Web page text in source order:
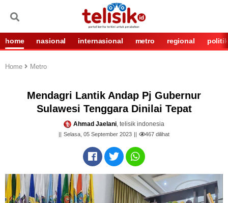
home nasional internasional metro regional politik
Home Metro
Mendagri Lantik Andap Pj Gubernur
Sulawesi Tenggara Dinilai Tepat
Ahmad Jaelani, telisik indonesia
Selasa, 05 September 2023 467 dilihat